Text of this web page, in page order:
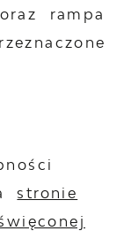
rampa
stronie